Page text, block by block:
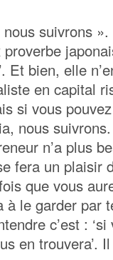
suivrons ».
Et bien, elle
en capital
si vous
nous
n’a plus
fera un plaisir
que vous
à le garder par
c’est :
en trouvera’.